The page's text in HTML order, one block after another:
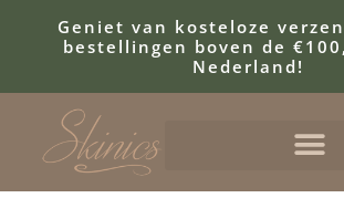
Geniet van kosteloze
bestellingen boven de
Nederland!